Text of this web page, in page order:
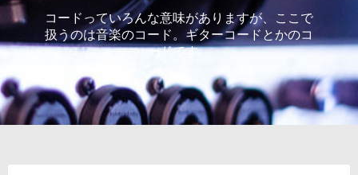
コードっていろんな意味がありますが、ここで
扱うのは音楽のコード。ギターコードとかのコ
ードです。